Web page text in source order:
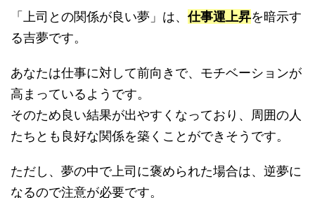
「上司との関係が良い夢」は、仕事運上昇を暗示す
る吉夢です。
あなたは仕事に対して前向きで、モチベーションが
高まっているようです。
そのため良い結果が出やすくなっており、周囲の人
たちとも良好な関係を築くことができそうです。
ただし、夢の中で上司に褒められた場合は、逆夢に
なるので注意が必要です。